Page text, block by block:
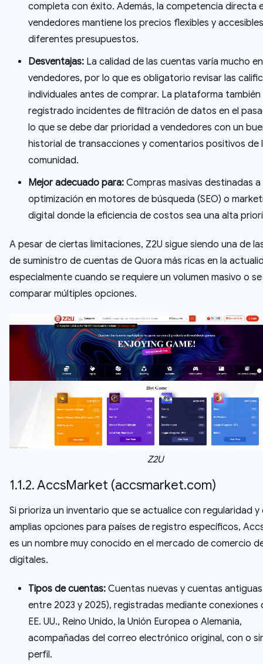
completa con éxito. Además, la competencia directa
vendedores mantiene los precios flexibles y
diferentes presupuestos.
Desventajas: La calidad de las cuentas varía mucho
vendedores, por lo que es obligatorio revisar las
individuales antes de comprar. La plataforma también
registrado incidentes de filtración de datos en el
lo que se debe dar prioridad a vendedores con un
historial de transacciones y comentarios positivos de
comunidad.
Mejor adecuado para: Compras masivas destinadas a
optimización en motores de búsqueda (SEO) o
digital donde la eficiencia de costos sea una alta
A pesar de ciertas limitaciones, Z2U sigue siendo una de
de suministro de cuentas de Quora más ricas en la
especialmente cuando se requiere un volumen masivo o
comparar múltiples opciones.
Z2U
1.1.2. AccsMarket (accsmarket.com)
Si prioriza un inventario que se actualice con regularidad y
amplias opciones para países de registro específicos,
es un nombre muy conocido en el mercado de comercio
digitales.
Tipos de cuentas: Cuentas nuevas y cuentas
entre 2023 y 2025), registradas mediante conexiones
EE. UU., Reino Unido, la Unión Europea o Alemania,
acompañadas del correo electrónico original, con o
perfil.